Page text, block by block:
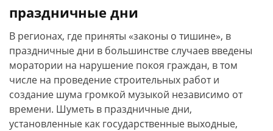
праздничные дни
В регионах, где приняты «законы о тишине», в
праздничные дни в большинстве случаев введены
моратории на нарушение покоя граждан, в том
числе на проведение строительных работ и
создание шума громкой музыкой независимо от
времени. Шуметь в праздничные дни,
установленные как государственные выходные,